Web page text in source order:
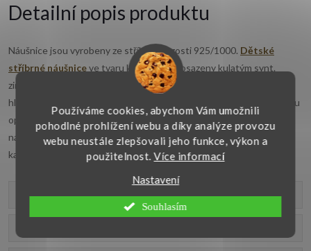
Používáme cookies, abychom Vám umožnili
pohodlné prohlížení webu a díky analýze provozu
webu neustále zlepšovali jeho funkce, výkon a
použitelnost.Více informací
Nastavení
Souhlasím
Detailní popis produktu
Náušnice jsou vyrobeny ze stříbra o ryzosti 925/1000. Dětské
stříbrné náušniceve tvaru květiny jsou osazeny kulatým synt.
zirkonem světle modré barvy o průměru 2 mm. Stříbrné náušnice v
hladkém lesklém provedení jsou povrchově upraveny rhodiem a jsou
opatřeny klasickým dětským zapínáním vpředu. Rozměr celé
náušničky je 13x6 mm. Jemné náušnice jsou vhodné ke
každodennímu nošení.
Parametry produktu